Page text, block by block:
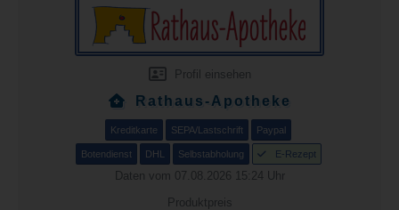
Profil einsehen
Rathaus-Apotheke
Kreditkarte SEPA/Lastschrift Paypal
Botendienst DHL Selbstabholung E-Rezept
Daten vom 07.08.2026 15:24 Uhr
Produktpreis